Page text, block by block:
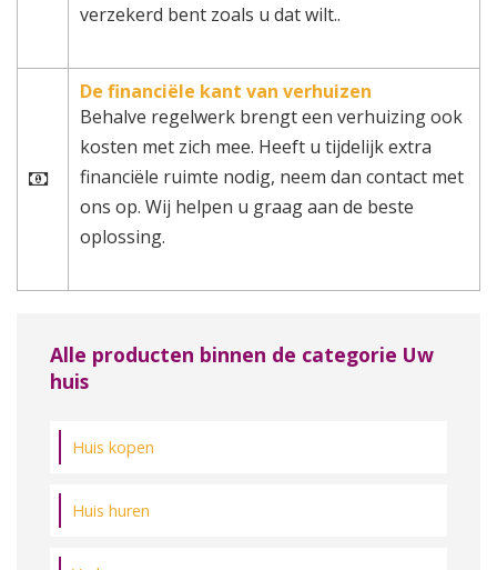
verzekerd bent zoals u dat wilt..
De financiële kant van verhuizen
Behalve regelwerk brengt een verhuizing ook
kosten met zich mee. Heeft u tijdelijk extra
financiële ruimte nodig, neem dan contact met
ons op. Wij helpen u graag aan de beste
oplossing.
Alle producten binnen de categorie Uw
huis
Huis kopen
Huis huren